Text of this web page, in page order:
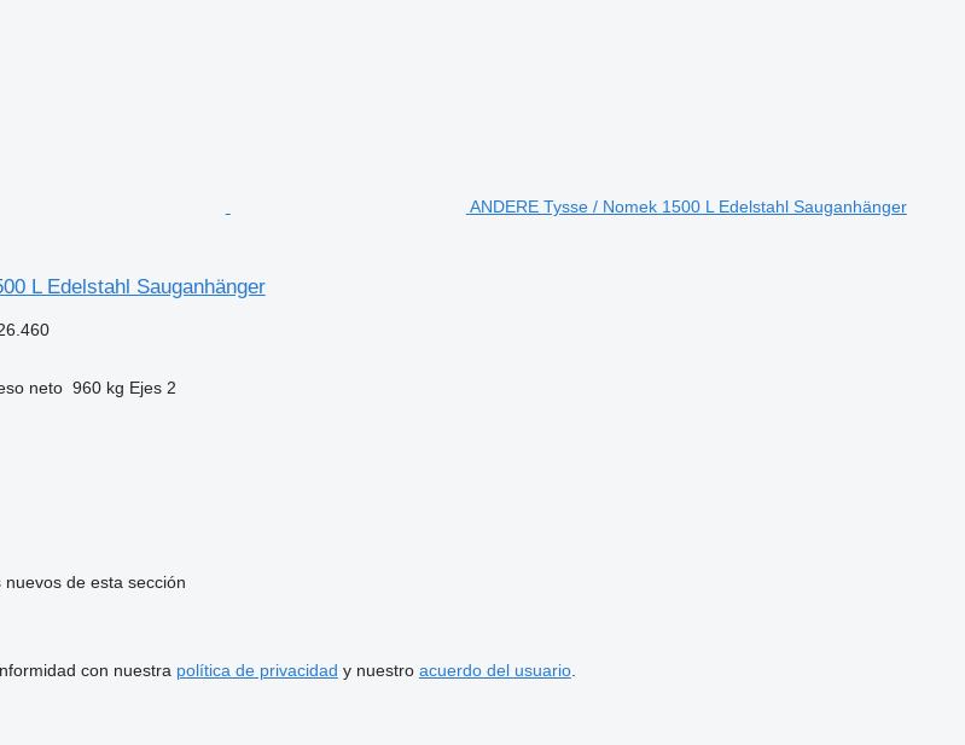
ANDERE Tysse / Nomek 1500 L Edelstahl Sauganhänger
L Edelstahl Sauganhänger
neto 960 kg Ejes 2
de esta sección
con nuestra política de privacidad y nuestro acuerdo del usuario.